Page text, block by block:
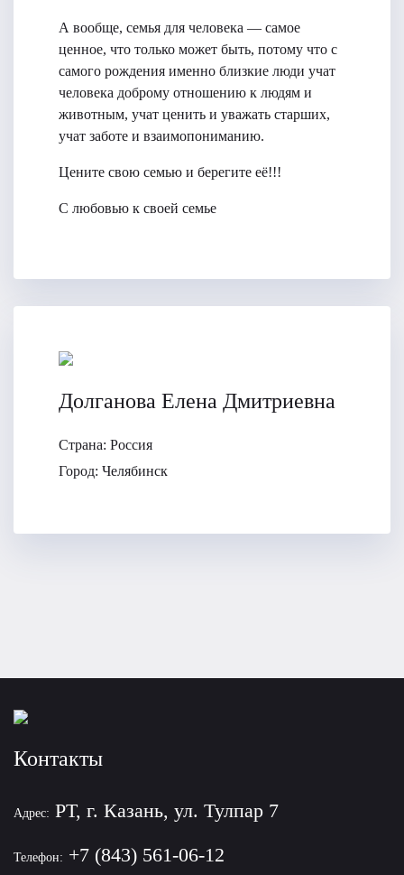
А вообще, семья для человека — самое
ценное, что только может быть, потому что с
самого рождения именно близкие люди учат
человека доброму отношению к людям и
животным, учат ценить и уважать старших,
учат заботе и взаимопониманию.
Цените свою семью и берегите её!!!
С любовью к своей семье
Долганова Елена Дмитриевна
Страна: Россия
Город: Челябинск
Контакты
Адрес: РТ, г. Казань, ул. Тулпар 7
Телефон: +7 (843) 561-06-12